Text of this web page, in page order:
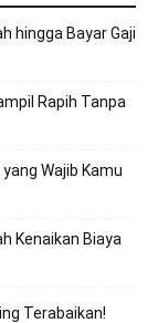
hingga Bayar Gaji
Rapih Tanpa
Wajib Kamu
Kenaikan Biaya
Terabaikan!